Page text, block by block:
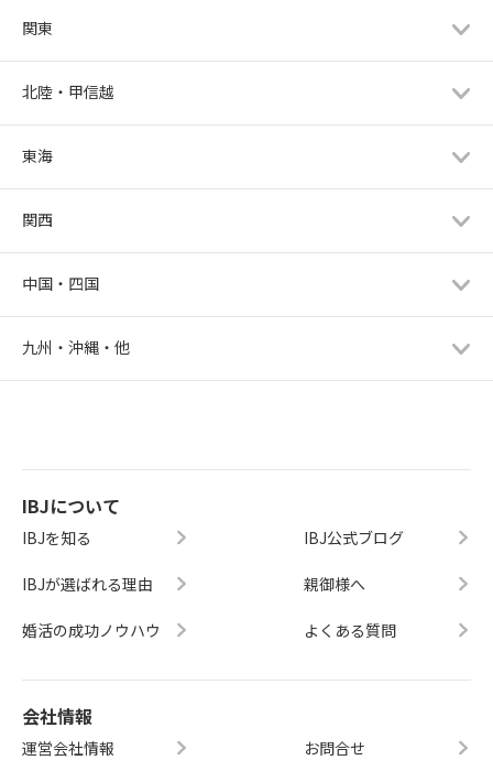
関東
北陸・甲信越
東海
関西
中国・四国
九州・沖縄・他
IBJについて
IBJを知る
IBJが選ばれる理由
婚活の成功ノウハウ
IBJ公式ブログ
親御様へ
よくある質問
会社情報
運営会社情報 お問合せ